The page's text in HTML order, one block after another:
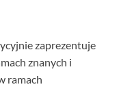
zaprezentuje
znanych i
ramach